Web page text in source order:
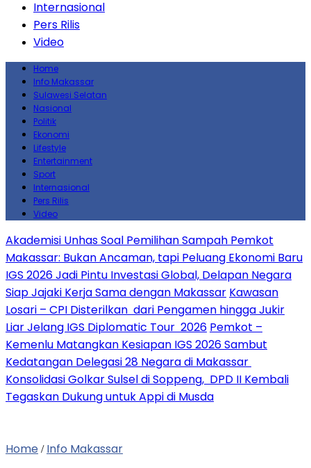
Internasional
Pers Rilis
Video
Home
Info Makassar
Sulawesi Selatan
Nasional
Politik
Ekonomi
Lifestyle
Entertainment
Sport
Internasional
Pers Rilis
Video
Akademisi Unhas Soal Pemilihan Sampah Pemkot
Makassar: Bukan Ancaman, tapi Peluang Ekonomi Baru
IGS 2026 Jadi Pintu Investasi Global, Delapan Negara
Siap Jajaki Kerja Sama dengan Makassar Kawasan
Losari – CPI Disterilkan dari Pengamen hingga Jukir
Liar Jelang IGS Diplomatic Tour 2026 Pemkot –
Kemenlu Matangkan Kesiapan IGS 2026 Sambut
Kedatangan Delegasi 28 Negara di Makassar
Konsolidasi Golkar Sulsel di Soppeng, DPD II Kembali
Tegaskan Dukung untuk Appi di Musda
Home / Info Makassar